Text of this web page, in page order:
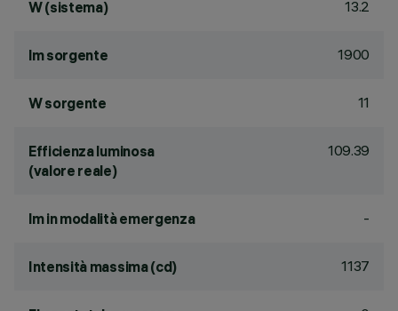
W (sistema) 13.2
lm sorgente 1900
W sorgente 11
Efficienza luminosa
(valore reale)
109.39
lm in modalità emergenza -
Intensità massima (cd) 1137